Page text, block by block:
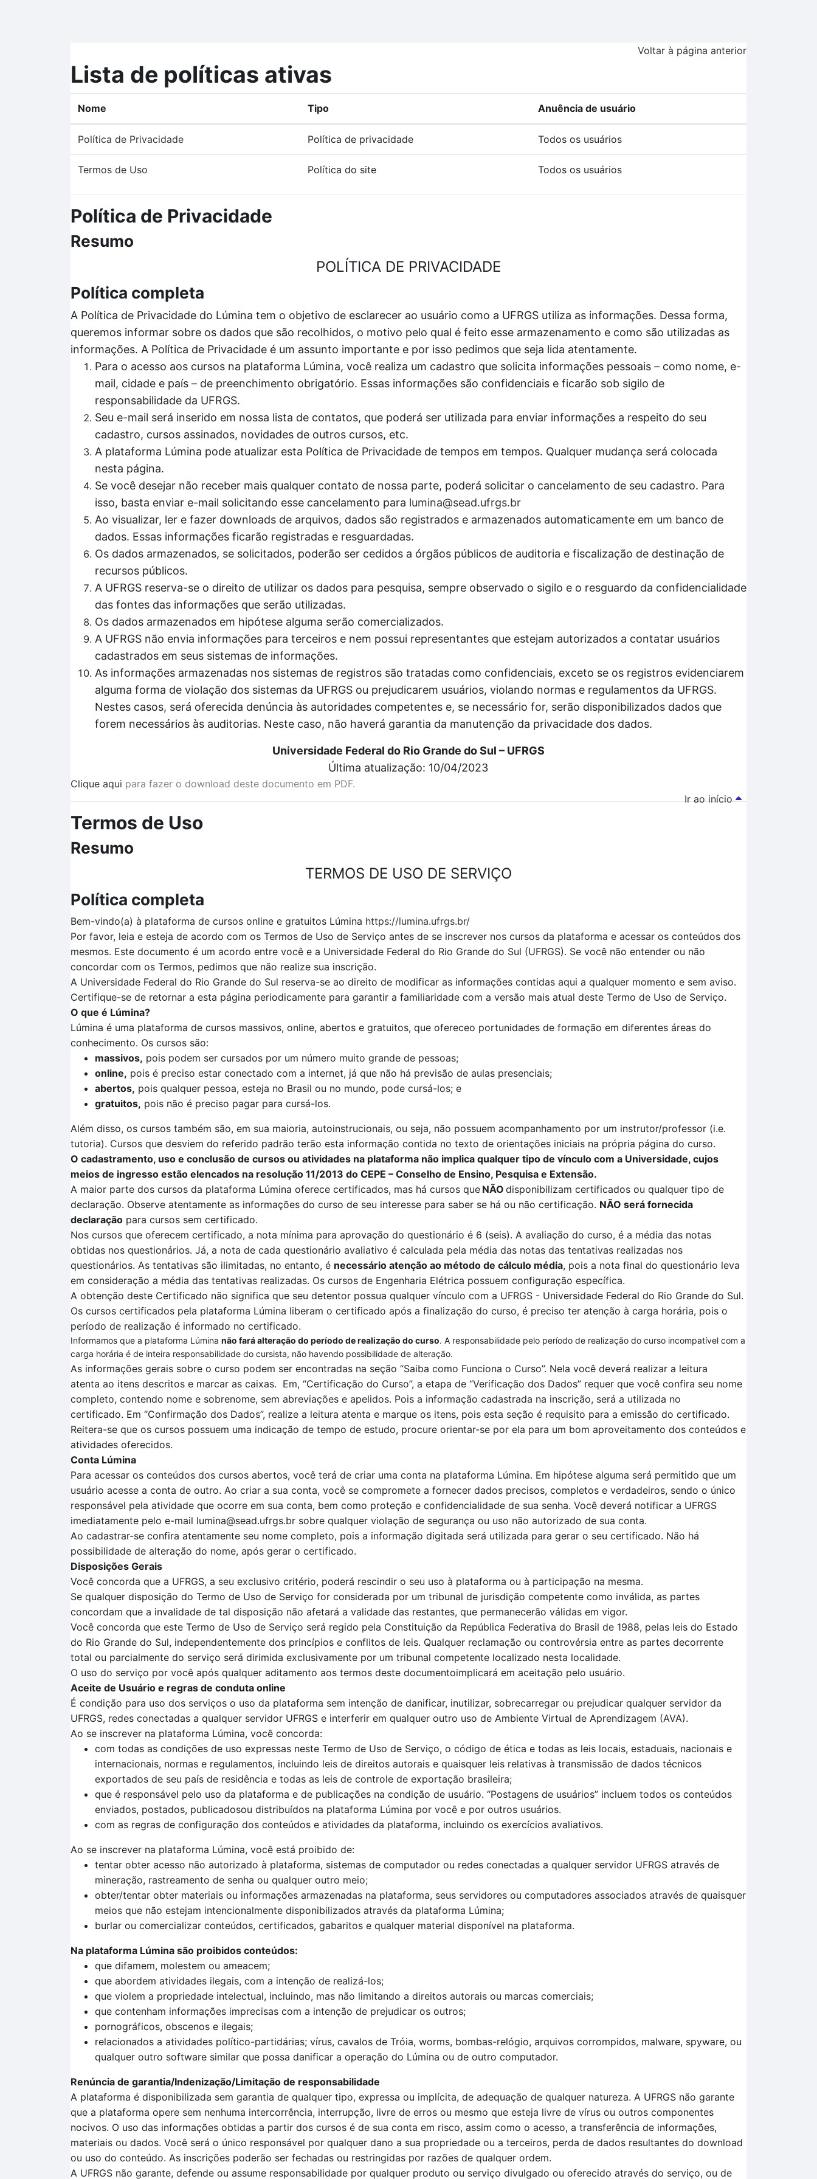
Voltar à página anterior
Lista de políticas ativas
Nome Tipo Anuência de usuário
Política de Privacidade Política de privacidade Todos os usuários
Termos de Uso Política do site Todos os usuários
Política de Privacidade
Resumo
POLÍTICA DE PRIVACIDADE
Política completa
A Política de Privacidade do Lúmina tem o objetivo de esclarecer ao usuário como a UFRGS utiliza as informações. Dessa forma,
queremos informar sobre os dados que são recolhidos, o motivo pelo qual é feito esse armazenamento e como são utilizadas as
informações. A Política de Privacidade é um assunto importante e por isso pedimos que seja lida atentamente.
Para o acesso aos cursos na plataforma Lúmina, você realiza um cadastro que solicita informações pessoais – como nome, e-
mail, cidade e país – de preenchimento obrigatório. Essas informações são confidenciais e ficarão sob sigilo de
responsabilidade da UFRGS.
Seu e-mail será inserido em nossa lista de contatos, que poderá ser utilizada para enviar informações a respeito do seu
cadastro, cursos assinados, novidades de outros cursos, etc.
A plataforma Lúmina pode atualizar esta Política de Privacidade de tempos em tempos. Qualquer mudança será colocada
nesta página.
Se você desejar não receber mais qualquer contato de nossa parte, poderá solicitar o cancelamento de seu cadastro. Para
isso, basta enviar e-mail solicitando esse cancelamento para lumina@sead.ufrgs.br
Ao visualizar, ler e fazer downloads de arquivos, dados são registrados e armazenados automaticamente em um banco de
dados. Essas informações ficarão registradas e resguardadas.
Os dados armazenados, se solicitados, poderão ser cedidos a órgãos públicos de auditoria e fiscalização de destinação de
recursos públicos.
A UFRGS reserva-se o direito de utilizar os dados para pesquisa, sempre observado o sigilo e o resguardo da confidencialidade
das fontes das informações que serão utilizadas.
Os dados armazenados em hipótese alguma serão comercializados.
A UFRGS não envia informações para terceiros e nem possui representantes que estejam autorizados a contatar usuários
cadastrados em seus sistemas de informações.
As informações armazenadas nos sistemas de registros são tratadas como confidenciais, exceto se os registros evidenciarem
alguma forma de violação dos sistemas da UFRGS ou prejudicarem usuários, violando normas e regulamentos da UFRGS.
Nestes casos, será oferecida denúncia às autoridades competentes e, se necessário for, serão disponibilizados dados que
forem necessários às auditorias. Neste caso, não haverá garantia da manutenção da privacidade dos dados.
Universidade Federal do Rio Grande do Sul – UFRGS
Última atualização: 10/04/2023
Clique aqui para fazer o download deste documento em PDF.
Ir ao início
Termos de Uso
Resumo
TERMOS DE USO DE SERVIÇO
Política completa
Bem-vindo(a) à plataforma de cursos online e gratuitos Lúmina https://lumina.ufrgs.br/
Por favor, leia e esteja de acordo com os Termos de Uso de Serviço antes de se inscrever nos cursos da plataforma e acessar os conteúdos dos
mesmos. Este documento é um acordo entre você e a Universidade Federal do Rio Grande do Sul (UFRGS). Se você não entender ou não
concordar com os Termos, pedimos que não realize sua inscrição.
A Universidade Federal do Rio Grande do Sul reserva-se ao direito de modificar as informações contidas aqui a qualquer momento e sem aviso.
Certifique-se de retornar a esta página periodicamente para garantir a familiaridade com a versão mais atual deste Termo de Uso de Serviço.
O que é Lúmina?
Lúmina é uma plataforma de cursos massivos, online, abertos e gratuitos, que ofereceo portunidades de formação em diferentes áreas do
conhecimento. Os cursos são:
massivos, pois podem ser cursados por um número muito grande de pessoas;
online, pois é preciso estar conectado com a internet, já que não há previsão de aulas presenciais;
abertos, pois qualquer pessoa, esteja no Brasil ou no mundo, pode cursá-los; e
gratuitos, pois não é preciso pagar para cursá-los.
Além disso, os cursos também são, em sua maioria, autoinstrucionais, ou seja, não possuem acompanhamento por um instrutor/professor (i.e.
tutoria). Cursos que desviem do referido padrão terão esta informação contida no texto de orientações iniciais na própria página do curso.
O cadastramento, uso e conclusão de cursos ou atividades na plataforma não implica qualquer tipo de vínculo com a Universidade, cujos
meios de ingresso estão elencados na resolução 11/2013 do CEPE – Conselho de Ensino, Pesquisa e Extensão.
A maior parte dos cursos da plataforma Lúmina oferece certificados, mas há cursos que NÃO disponibilizam certificados ou qualquer tipo de
declaração. Observe atentamente as informações do curso de seu interesse para saber se há ou não certificação. NÃO será fornecida
declaraçãopara cursos sem certificado.
Nos cursos que oferecem certificado, a nota mínima para aprovação do questionário é 6 (seis). A avaliação do curso, é a média das notas
obtidas nos questionários. Já, a nota de cada questionário avaliativo é calculada pela média das notas das tentativas realizadas nos
questionários. As tentativas são ilimitadas, no entanto, é necessário atenção ao método de cálculo média, pois a nota final do questionário leva
em consideração a média das tentativas realizadas. Os cursos de Engenharia Elétrica possuem configuração específica.
A obtenção deste Certificado não significa que seu detentor possua qualquer vínculo com a UFRGS - Universidade Federal do Rio Grande do Sul.
Os cursos certificados pela plataforma Lúmina liberam o certificado após a finalização do curso, é preciso ter atenção à carga horária, pois o
período de realização é informado no certificado.
Informamos que a plataforma Lúmina não fará alteração do período de realização do curso. A responsabilidade pelo período de realização do curso incompatível com a
carga horária é de inteira responsabilidade do cursista, não havendo possibilidade de alteração.
As informações gerais sobre o curso podem ser encontradas na seção “Saiba como Funciona o Curso”. Nela você deverá realizar a leitura
atenta ao itens descritose marcar as caixas. Em, “Certificação do Curso”, a etapa de “Verificação dos Dados” requer que você confira seu nome
completo, contendo nome e sobrenome, sem abreviações e apelidos. Pois a informação cadastrada na inscrição, será a utilizada no
certificado. Em “Confirmação dos Dados”, realize a leitura atenta e marque os itens, pois esta seção é requisito para a emissão do certificado.
Reitera-se que os cursos possuem uma indicação de tempo de estudo, procure orientar-se por ela para um bom aproveitamento dos conteúdos e
atividades oferecidos.
Conta Lúmina
Para acessar os conteúdos dos cursos abertos, você terá de criar uma conta na plataforma Lúmina. Em hipótese alguma será permitido que um
usuário acesse a conta de outro. Ao criar a sua conta, você se compromete a fornecer dados precisos, completos e verdadeiros, sendo o único
responsável pela atividade que ocorre em sua conta, bem como proteção e confidencialidade de sua senha. Você deverá notificar a UFRGS
imediatamente pelo e-mail lumina@sead.ufrgs.br sobre qualquer violação de segurança ou uso não autorizado de sua conta.
Ao cadastrar-se confira atentamente seu nome completo, pois a informação digitada será utilizada para gerar o seu certificado. Não há
possibilidade de alteração do nome, após gerar o certificado.
Disposições Gerais
Você concorda que a UFRGS, a seu exclusivo critério, poderá rescindir o seu uso à plataforma ou à participação na mesma.
Se qualquer disposição do Termo de Uso de Serviço for considerada por um tribunal de jurisdição competente como inválida, as partes
concordam que a invalidade de tal disposição não afetará a validade das restantes, que permanecerão válidas em vigor.
Você concorda que este Termo de Uso de Serviço será regido pela Constituição da República Federativa do Brasil de 1988, pelas leis do Estado
do Rio Grande do Sul, independentemente dos princípios e conflitos de leis. Qualquer reclamação ou controvérsia entre as partes decorrente
total ou parcialmente do serviço será dirimida exclusivamente por um tribunal competente localizado nesta localidade.
O uso do serviço por você após qualquer aditamento aos termos deste documentoimplicará em aceitação pelo usuário.
Aceite de Usuário e regras de conduta online
É condição para uso dos serviços o uso da plataforma sem intenção de danificar, inutilizar, sobrecarregar ou prejudicar qualquer servidor da
UFRGS, redes conectadas a qualquer servidor UFRGS e interferir em qualquer outro uso de Ambiente Virtual de Aprendizagem (AVA).
Ao se inscrever na plataforma Lúmina, você concorda:
com todas as condições de uso expressas neste Termo de Uso de Serviço, o código de ética e todas as leis locais, estaduais, nacionais e
internacionais, normas e regulamentos, incluindo leis de direitos autorais e quaisquer leis relativas à transmissão de dados técnicos
exportados de seu país de residência e todas as leis de controle de exportação brasileira;
que é responsável pelo uso da plataforma e de publicações na condição de usuário. “Postagens de usuários” incluem todos os conteúdos
enviados, postados, publicadosou distribuídos na plataforma Lúmina por você e por outros usuários.
com as regras de configuração dos conteúdos e atividades da plataforma, incluindo os exercícios avaliativos.
Ao se inscrever na plataforma Lúmina, você está proibido de:
tentar obter acesso não autorizado à plataforma, sistemas de computador ou redes conectadas a qualquer servidor UFRGS através de
mineração, rastreamento de senha ou qualquer outro meio;
obter/tentar obter materiais ou informações armazenadas na plataforma, seus servidores ou computadores associados através de quaisquer
meios que não estejam intencionalmente disponibilizados através da plataforma Lúmina;
burlar ou comercializar conteúdos, certificados, gabaritos e qualquer material disponível na plataforma.
Na plataforma Lúmina são proibidos conteúdos:
que difamem, molestem ou ameacem;
que abordem atividades ilegais, com a intenção de realizá-los;
que violem a propriedade intelectual, incluindo, mas não limitando a direitos autorais ou marcas comerciais;
que contenham informações imprecisas com a intenção de prejudicar os outros;
pornográficos, obscenos e ilegais;
relacionados a atividades político-partidárias; vírus, cavalos de Tróia, worms, bombas-relógio, arquivos corrompidos, malware, spyware, ou
qualquer outro software similar que possa danificar a operação do Lúmina ou de outro computador.
Renúncia de garantia/Indenização/Limitação de responsabilidade
A plataforma é disponibilizada sem garantia de qualquer tipo, expressa ou implícita, de adequação de qualquer natureza. A UFRGS não garante
que a plataforma opere sem nenhuma intercorrência, interrupção, livre de erros ou mesmo que esteja livre de vírus ou outros componentes
nocivos. O uso das informações obtidas a partir dos cursos é de sua conta em risco, assim como o acesso, a transferência de informações,
materiais ou dados. Você será o único responsável por qualquer dano a sua propriedade ou a terceiros, perda de dados resultantes do download
ou uso do conteúdo. As inscrições poderão ser fechadas ou restringidas por razões de qualquer ordem.
A UFRGS não garante, defende ou assume responsabilidade por qualquer produto ou serviço divulgado ou oferecido através do serviço, ou de